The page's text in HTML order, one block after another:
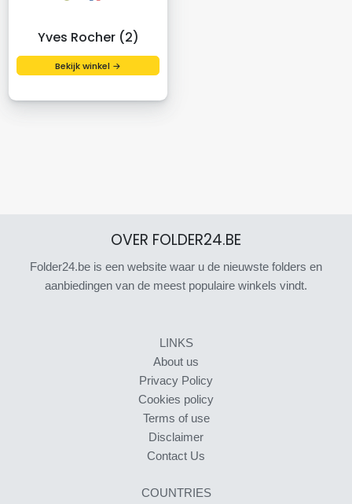
Yves Rocher (2)
Bekijk winkel →
OVER FOLDER24.BE
Folder24.be is een website waar u de nieuwste folders en
aanbiedingen van de meest populaire winkels vindt.
LINKS
About us
Privacy Policy
Cookies policy
Terms of use
Disclaimer
Contact Us
COUNTRIES